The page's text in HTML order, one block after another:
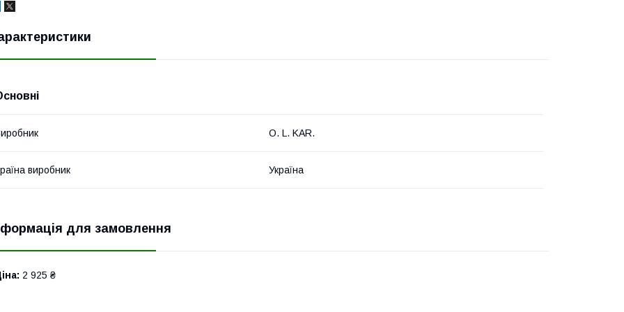
O. L. KAR.
виробник Україна
для замовлення
2 925 ₴